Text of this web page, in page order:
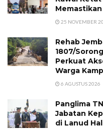
25 NOVEMBER
Rehab
1807/
Perkuat
Warga
6 AGUSTUS 2026
Panglima
Jabatan
di Lanud